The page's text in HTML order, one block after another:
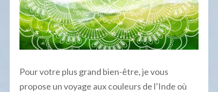
Pour votre plus grand bien-être, je vous
propose un voyage aux couleurs de l’Inde où